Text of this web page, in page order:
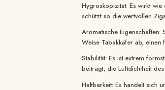
Hygroskopizität: Es wirkt
schützt so die wertvollen
Aromatische
Weise Tabakkäfer ab,
Stabilität: Es ist extrem
beiträgt, die Luftdichtheit
Haltbarkeit: Es handelt sich